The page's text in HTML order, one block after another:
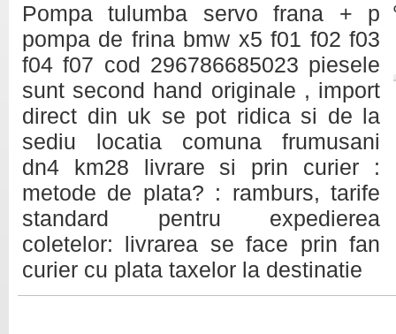
Pompa tulumba servo frana + p
pompa de frina bmw x5 f01 f02 f03
f04 f07 cod 296786685023 piesele
sunt second hand originale , import
direct din uk se pot ridica si de la
sediu locatia comuna frumusani
dn4 km28 livrare si prin curier :
metode de plata? : ramburs, tarife
standard pentru expedierea
coletelor: livrarea se face prin fan
curier cu plata taxelor la destinatie